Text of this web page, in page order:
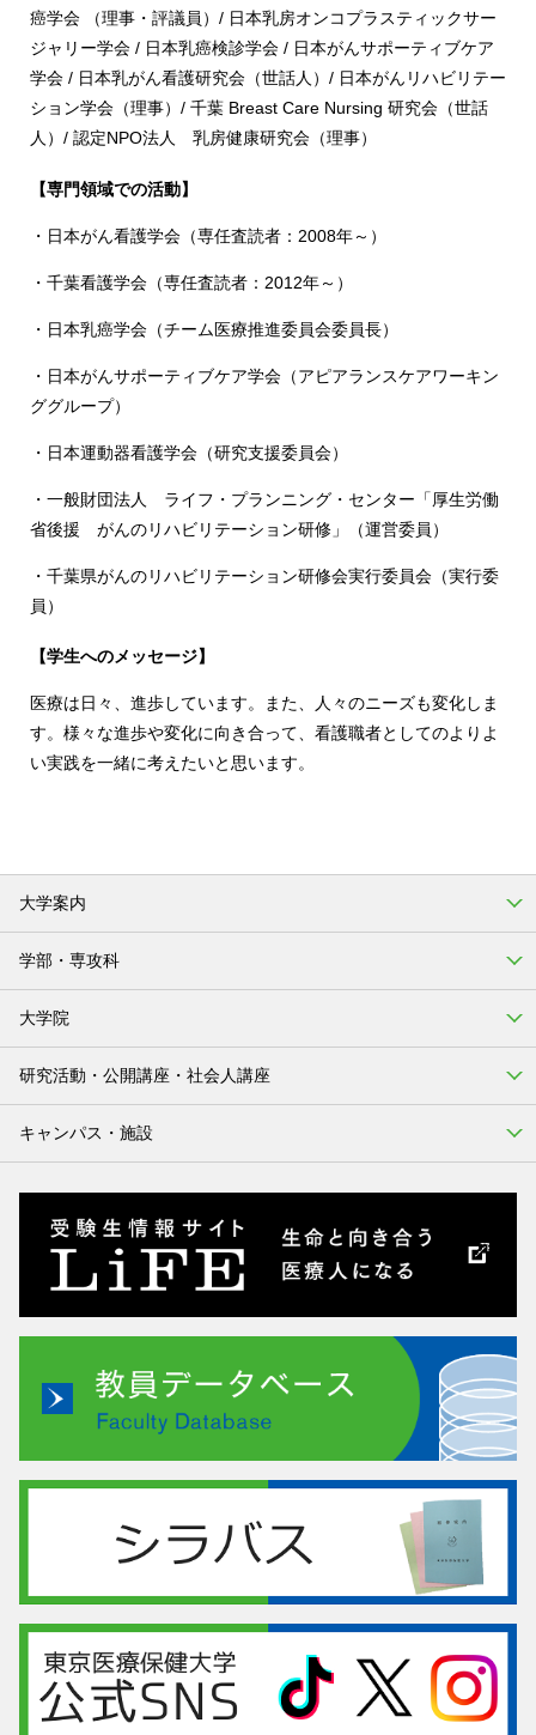
癌学会 （理事・評議員）/ 日本乳房オンコプラスティックサー
ジャリー学会 / 日本乳癌検診学会 / 日本がんサポーティブケア
学会 / 日本乳がん看護研究会（世話人）/ 日本がんリハビリテー
ション学会（理事）/ 千葉 Breast Care Nursing 研究会（世話
人）/ 認定NPO法人 乳房健康研究会（理事）
【専門領域での活動】
・日本がん看護学会（専任査読者：2008年～）
・千葉看護学会（専任査読者：2012年～）
・日本乳癌学会（チーム医療推進委員会委員長）
・日本がんサポーティブケア学会（アピアランスケアワーキン
ググループ）
・日本運動器看護学会（研究支援委員会）
・一般財団法人 ライフ・プランニング・センター「厚生労働
省後援 がんのリハビリテーション研修」（運営委員）
・千葉県がんのリハビリテーション研修会実行委員会（実行委
員）
【学生へのメッセージ】
医療は日々、進歩しています。また、人々のニーズも変化しま
す。様々な進歩や変化に向き合って、看護職者としてのよりよ
い実践を一緒に考えたいと思います。
大学案内
学部・専攻科
大学院
研究活動・公開講座・社会人講座
キャンパス・施設